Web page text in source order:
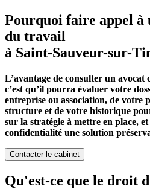
Pourquoi faire appel à
du travail
à Saint-Sauveur-sur-
L’avantage de consulter un
c’est qu’il pourra évaluer votre
entreprise ou association, de votre
structure et de votre historique
sur la stratégie à mettre en place,
confidentialité une solution
Contacter le cabinet
Qu'est-ce que le droit